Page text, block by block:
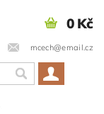
mcech@email.cz
0 Kč